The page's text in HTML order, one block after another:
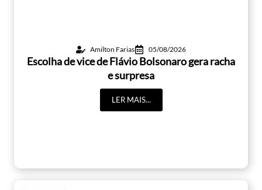
Amilton Farias 05/08/2026
Escolha de vice de Flávio Bolsonaro gera racha
e surpresa
LER MAIS...